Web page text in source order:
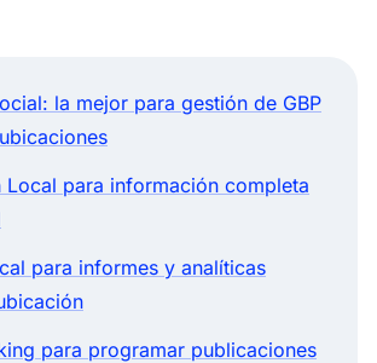
la mejor para gestión de GBP
Local para información completa
para informes y analíticas
para programar publicaciones